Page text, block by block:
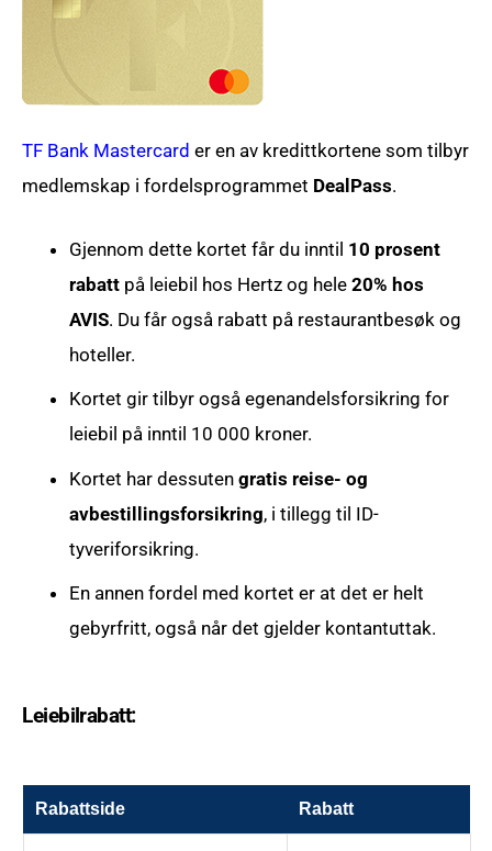
TF Bank Mastercarder en av kredittkortene som tilbyr
medlemskap i fordelsprogrammet DealPass.
Gjennom dette kortet får du inntil 10 prosent
rabattpå leiebil hos Hertz og hele 20% hos
AVIS. Du får også rabatt på restaurantbesøk og
hoteller.
Kortet gir tilbyr også egenandelsforsikring for
leiebil på inntil 10 000 kroner.
Kortet har dessuten gratis reise- og
avbestillingsforsikring, i tillegg til ID-
tyveriforsikring.
En annen fordel med kortet er at det er helt
gebyrfritt, også når det gjelder kontantuttak.
Leiebilrabatt:
Rabattside Rabatt